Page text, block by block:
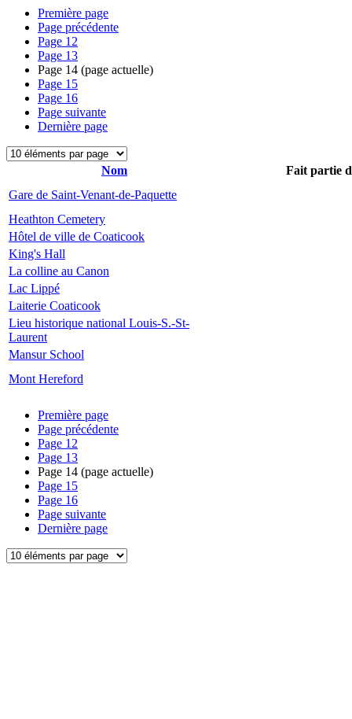
Première page
Page précédente
Page 12
Page 13
Page 14 (page actuelle)
Page 15
Page 16
Page suivante
Dernière page
Nom
Fait partie
Gare de Saint-Venant-de-Paquette
Heathton Cemetery
Hôtel de ville de Coaticook
King's Hall
La colline au Canon
Lac Lippé
Laiterie Coaticook
Lieu historique national Louis-S.-St-
Laurent
Mansur School
Mont Hereford
Première page
Page précédente
Page 12
Page 13
Page 14 (page actuelle)
Page 15
Page 16
Page suivante
Dernière page